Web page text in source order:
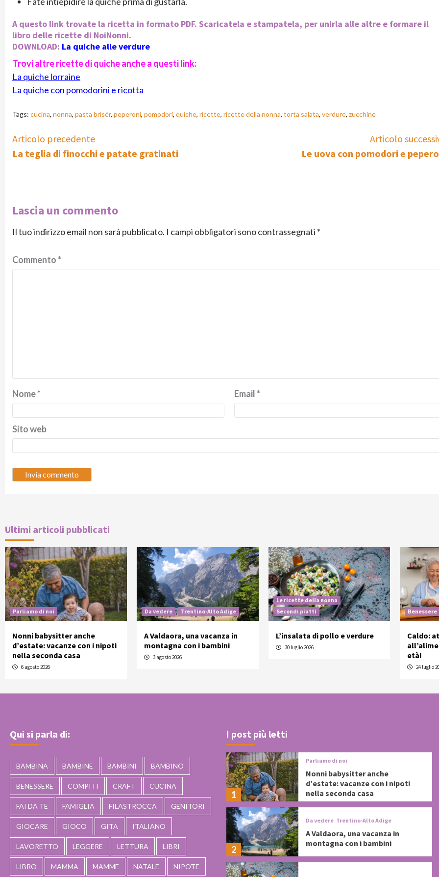
A questo link trovate la ricetta in formato PDF. Scaricatela e stampatela, per unirla alle altre e formare il
libro delle ricette di NoiNonni.
DOWNLOAD: La quiche alle verdure
Trovi altre ricette di quiche anche a questi link:
La quiche lorraine
La quiche con pomodorini e ricotta
Tags: cucina, nonna, pasta brisér, peperoni, pomodori, quiche, ricette, ricette della nonna, torta salata, verdure, zucchine
Continue
Reading
Articolo precedente
La teglia di finocchi e patate gratinati
Articolo
Le uova con pomodori e
Lascia un commento
Il tuo indirizzo email non sarà pubblicato. I campi obbligatori sono contrassegnati *
Commento*
Nome* Email*
Sito web
Ultimi articoli pubblicati
Parliamo di noi
Nonni babysitter anche
d’estate: vacanze con i nipoti
nella seconda casa
6 agosto 2026
Da vedere Trentino-Alto Adige
A Valdaora, una vacanza in
montagna con i bambini
3 agosto 2026
Le ricette della nonna
Secondi piatti
L’insalata di pollo e verdure
30 luglio 2026
Benessere
Caldo:
età!
24 luglio
Qui si parla di:
BAMBINA BAMBINE BAMBINI BAMBINO
BENESSERE COMPITI CRAFT CUCINA
FAI DA TE FAMIGLIA FILASTROCCA GENITORI
GIOCARE GIOCO GITA ITALIANO
LAVORETTO LEGGERE LETTURA LIBRI
LIBRO MAMMA MAMME NATALE NIPOTE
I post più letti
1
Parliamo di noi
Nonni babysitter anche
d’estate: vacanze con i nipoti
nella seconda casa
2
Da vedere Trentino-Alto Adige
A Valdaora, una vacanza in
montagna con i bambini